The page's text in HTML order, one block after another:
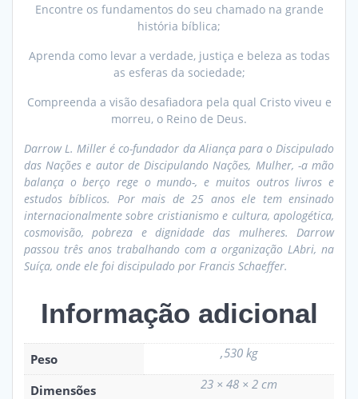
Encontre os fundamentos do seu chamado na grande
história bíblica;
Aprenda como levar a verdade, justiça e beleza as todas
as esferas da sociedade;
Compreenda a visão desafiadora pela qual Cristo viveu e
morreu, o Reino de Deus.
Darrow L. Miller é co-fundador da Aliança para o Discipulado
das Nações e autor de Discipulando Nações, Mulher, -a mão
balança o berço rege o mundo-, e muitos outros livros e
estudos bíblicos. Por mais de 25 anos ele tem ensinado
internacionalmente sobre cristianismo e cultura, apologética,
cosmovisão, pobreza e dignidade das mulheres. Darrow
passou três anos trabalhando com a organização LAbri, na
Suíça, onde ele foi discipulado por Francis Schaeffer.
Informação adicional
Peso ,530 kg
Dimensões 23 × 48 × 2 cm